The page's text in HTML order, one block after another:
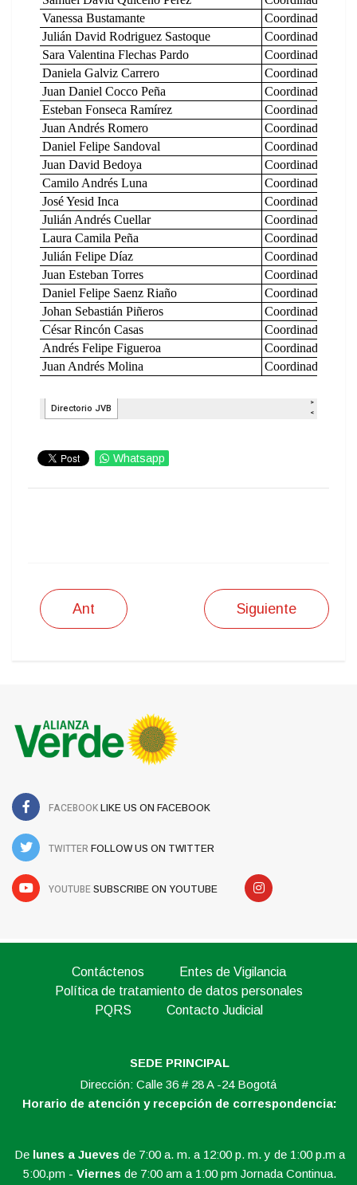
Whatsapp
Ant Siguiente
FACEBOOK LIKE US ON FACEBOOK
TWITTER FOLLOW US ON TWITTER
YOUTUBE SUBSCRIBE ON YOUTUBE
Contáctenos
Entes de Vigilancia
Política de tratamiento de datos personales
PQRS
Contacto Judicial
SEDE PRINCIPAL
Dirección: Calle 36 # 28 A -24 Bogotá
Horario de atención y recepción de correspondencia:
De lunes a Jueves de 7:00 a. m. a 12:00 p. m. y de 1:00 p.m a
5:00.pm - Viernes de 7:00 am a 1:00 pm Jornada Continua.